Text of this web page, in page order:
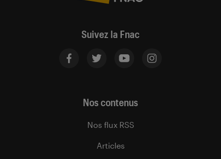
Suivez la Fnac
Nos contenus
Nos flux RSS
Articles